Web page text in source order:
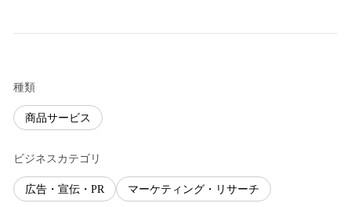
種類
商品サービス
ビジネスカテゴリ
広告・宣伝・PR マーケティング・リサーチ